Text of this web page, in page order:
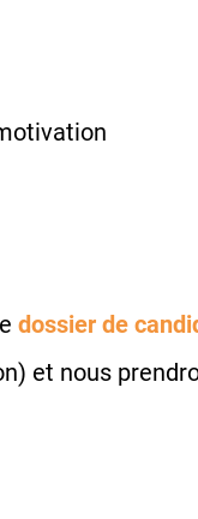
dossier de
et nous